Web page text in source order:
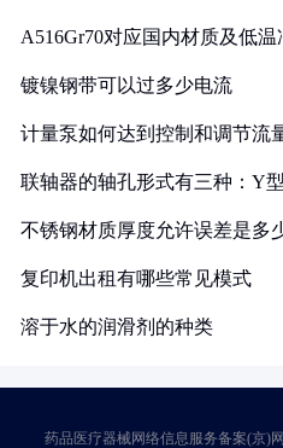
A516Gr70对应国内材质及低
镀镍钢带可以过多少电流
计量泵如何达到控制和调节流
联轴器的轴孔形式有三种：Y
不锈钢材质厚度允许误差是多
复印机出租有哪些常见模式
溶于水的润滑剂的种类
药品医疗器械网络信息服务备案(京)